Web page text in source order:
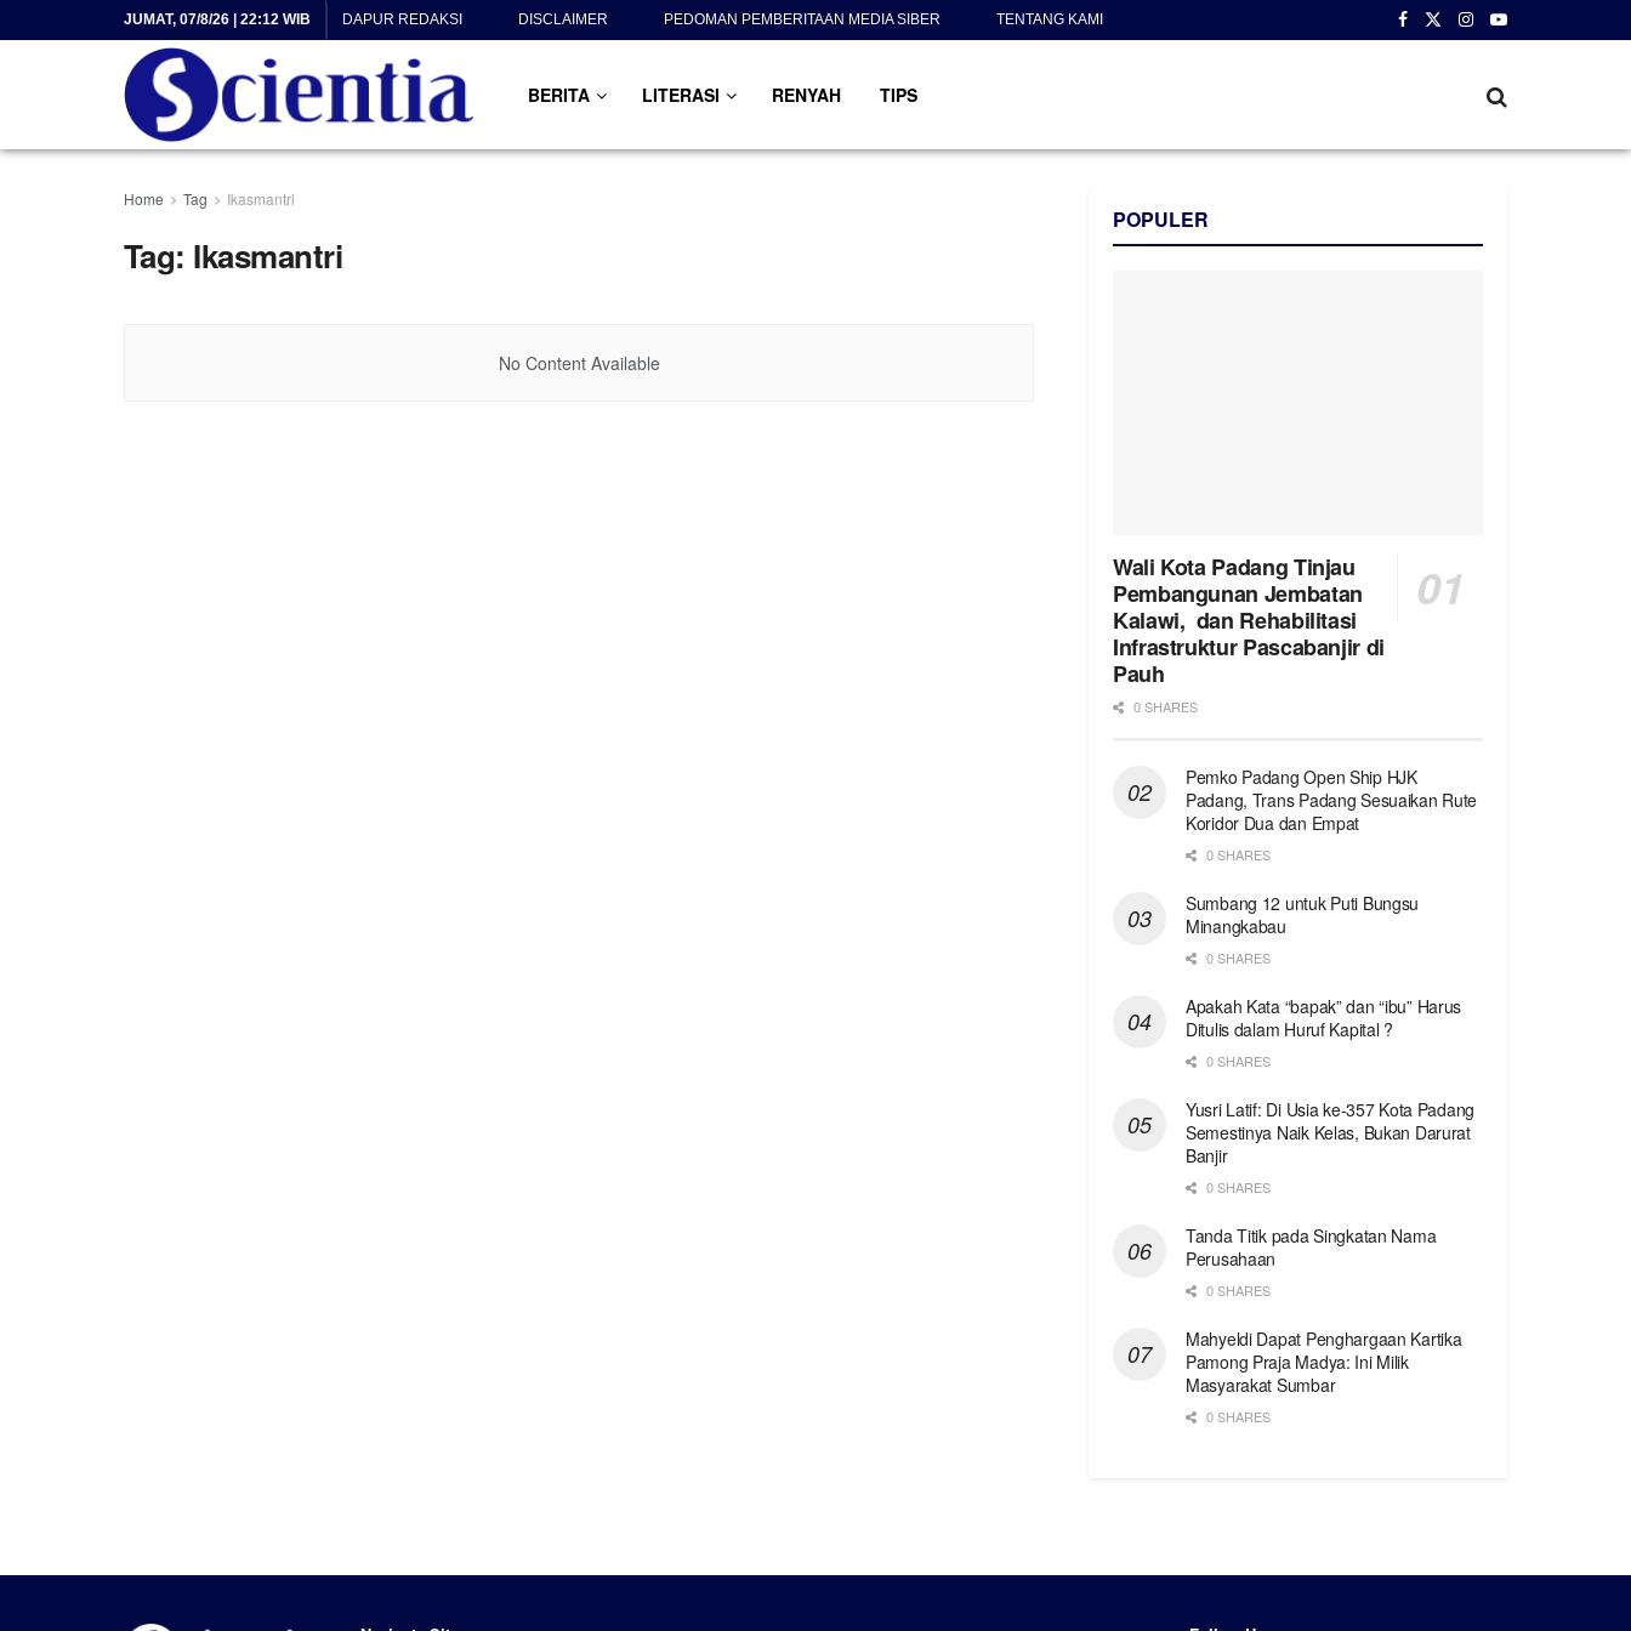
JUMAT, 07/8/26 | 22:12 WIB DAPUR REDAKSI DISCLAIMER PEDOMAN PEMBERITAAN MEDIA SIBER TENTANG KAMI
BERITA LITERASI RENYAH TIPS
Home Tag Ikasmantri
Tag: Ikasmantri
No Content Available
POPULER
Wali Kota Padang Tinjau
Pembangunan Jembatan
Kalawi, dan Rehabilitasi
Infrastruktur Pascabanjir di
Pauh
0 SHARES
Pemko Padang Open Ship HJK
Padang, Trans Padang Sesuaikan Rute
Koridor Dua dan Empat
0 SHARES
Sumbang 12 untuk Puti Bungsu
Minangkabau
0 SHARES
Apakah Kata “bapak” dan “ibu” Harus
Ditulis dalam Huruf Kapital ?
0 SHARES
Yusri Latif: Di Usia ke-357 Kota Padang
Semestinya Naik Kelas, Bukan Darurat
Banjir
0 SHARES
Tanda Titik pada Singkatan Nama
Perusahaan
0 SHARES
Mahyeldi Dapat Penghargaan Kartika
Pamong Praja Madya: Ini Milik
Masyarakat Sumbar
0 SHARES